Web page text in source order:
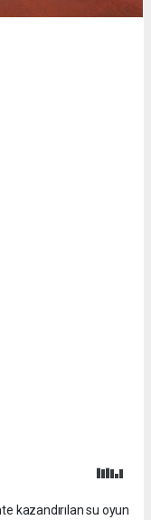
kazandırılan su oyun